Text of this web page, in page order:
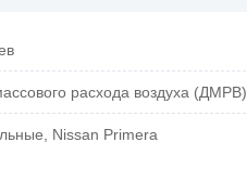
расхода воздуха (ДМРВ)
Nissan Primera